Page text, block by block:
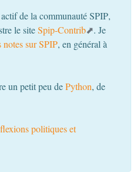
de la communautéSPIP,
le siteSpip-Contrib
. Je
notes surSPIP, en général à
un petit peu dePython, de
politiques et